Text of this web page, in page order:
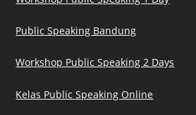
Public Speaking Bandung
Workshop Public Speaking 2 Days
Kelas Public Speaking Online